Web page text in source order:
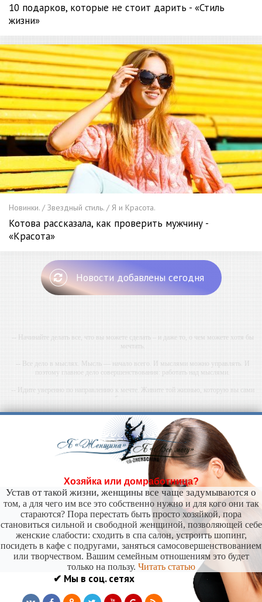
10 подарков, которые не стоит дарить - «Стиль
жизни»
Новинки. / Звездный стиль. / Я и Красота.
Котова рассказала, как проверить мужчину -
«Красота»
Новости добавлены сегодня
-- Начинайте делать все, что вы можете сделать – и даже то, о чем можете хотя бы
мечтать.
-- Все дело в мыслях. Мысль — начало всего. И мыслями можно управлять. И
поэтому главное дело совершенствования: работать над мыслями.
-- Идите уверенно по направлению к мечте. Живите той жизнью, которую вы сами
себе придумали.
-- Самое большое богатство — это ум. Самая большая нищета — глупость. Из всех
страхов самый пугающий — самолюбование.
-- Лучшее, что можно сделать с хорошим советом, это пропустить его мимо ушей. Он
никогда не бывает полезен никому, кроме того, кто его дал.
-- Люблю давать советы и очень не люблю, когда их дают мне.
Хозяйка или домработница?
Устав от такой жизни, женщины все чаще задумываются о
том, а для чего им все это собственно нужно и для кого они так
стараются? Пора перестать быть просто хозяйкой, пора
становиться сильной и свободной женщиной, позволяющей себе
женские слабости: сходить в спа салон, устроить шопинг,
посидеть в кафе с подругами, заняться самосовершенствованием
или творчеством. Вашим семейным отношениям это будет
только на пользу. Читать статью
✔ Мы в соц. сетях